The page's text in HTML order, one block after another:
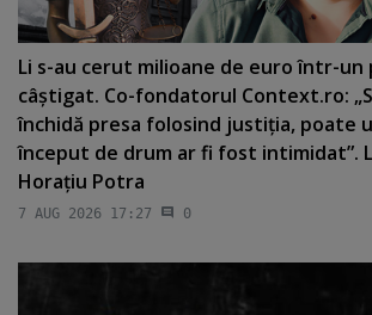
Li s-au cerut milioane de euro într-un
câştigat. Co-fondatorul Context.ro:
închidă presa folosind justiţia, poate
început de drum ar fi fost intimidat”.
Horaţiu Potra
7 AUG 2026 17:27 0